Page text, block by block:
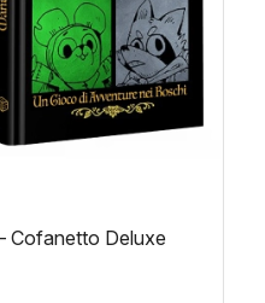
Cofanetto Deluxe